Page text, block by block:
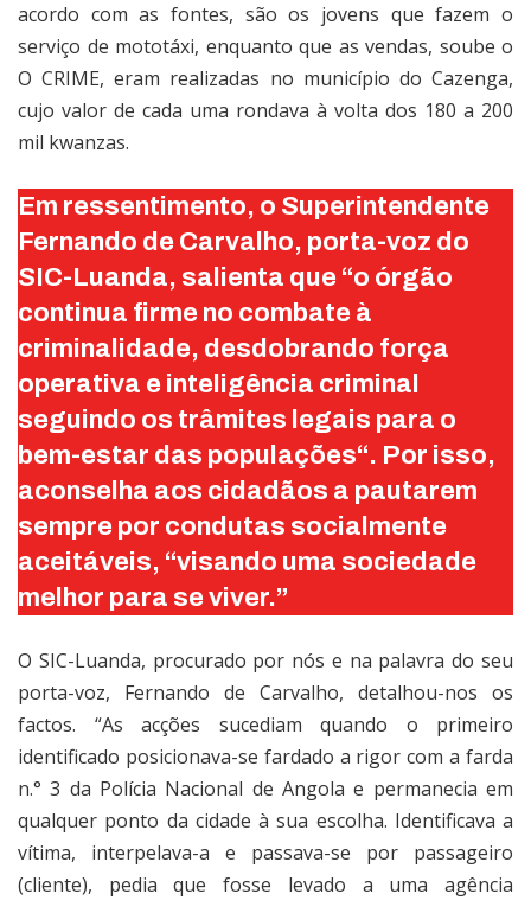
acordo com as fontes, são os jovens que fazem o
serviço de mototáxi, enquanto que as vendas, soube o
O CRIME, eram realizadas no município do Cazenga,
cujo valor de cada uma rondava à volta dos 180 a 200
mil kwanzas.
Em ressentimento, o Superintendente
Fernando de Carvalho, porta-voz do
SIC-Luanda, salienta que “o órgão
continua firme no combate à
criminalidade, desdobrando força
operativa e inteligência criminal
seguindo os trâmites legais para o
bem-estar das populações“. Por isso,
aconselha aos cidadãos a pautarem
sempre por condutas socialmente
aceitáveis, “visando uma sociedade
melhor para se viver.”
O SIC-Luanda, procurado por nós e na palavra do seu
porta-voz, Fernando de Carvalho, detalhou-nos os
factos. “As acções sucediam quando o primeiro
identificado posicionava-se fardado a rigor com a farda
n.° 3 da Polícia Nacional de Angola e permanecia em
qualquer ponto da cidade à sua escolha. Identificava a
vítima, interpelava-a e passava-se por passageiro
(cliente), pedia que fosse levado a uma agência